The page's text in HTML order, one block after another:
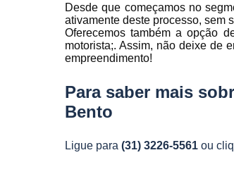
Desde que começamos no
ativamente deste processo, sem
Oferecemos também a opção
motorista;. Assim, não deixe de
empreendimento!
Para saber mais
Bento
Ligue para (31) 3226-5561 ou